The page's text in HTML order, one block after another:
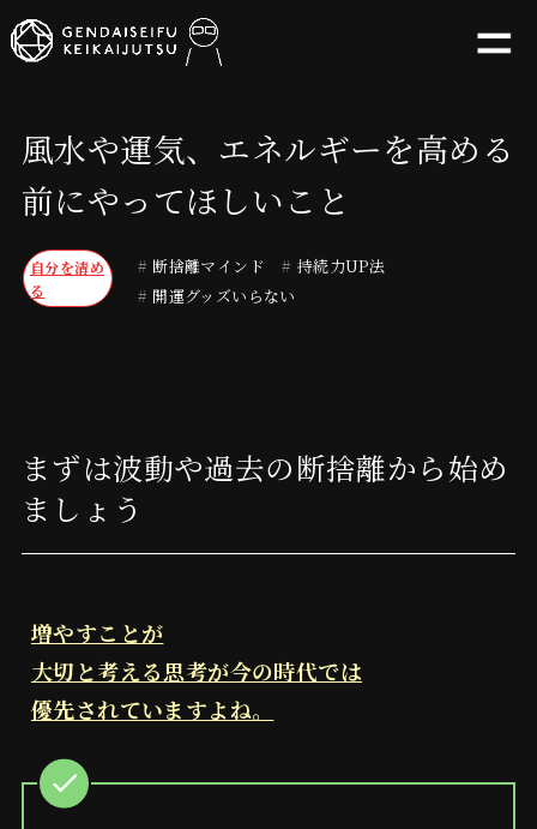
風水や運気、エネルギーを高める
前にやってほしいこと
自分を清め
る
# 断捨離マインド # 持続力UP法
# 開運グッズいらない
まずは波動や過去の断捨離から始め
ましょう
増やすことが
大切と考える思考が今の時代では
優先されていますよね。